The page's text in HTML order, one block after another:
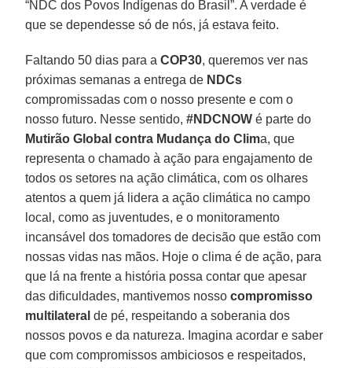
“NDC dos Povos Indígenas do Brasil”. A verdade é
que se dependesse só de nós, já estava feito.
Faltando 50 dias para aCOP30, queremos ver nas
próximas semanas a entrega de NDCs
compromissadas com o nosso presente e com o
nosso futuro. Nesse sentido,#NDCNOW é parte do
Mutirão Global contra Mudança do Clima, que
representa o chamado à ação para engajamento de
todos os setores na ação climática, com os olhares
atentos a quem já lidera a ação climática no campo
local, como as juventudes, e o monitoramento
incansável dos tomadores de decisão que estão com
nossas vidas nas mãos. Hoje o clima é de ação, para
que lá na frente a história possa contar que apesar
das dificuldades, mantivemos nosso compromisso
multilateral de pé, respeitando a soberania dos
nossos povos e da natureza. Imagina acordar e saber
que com compromissos ambiciosos e respeitados,